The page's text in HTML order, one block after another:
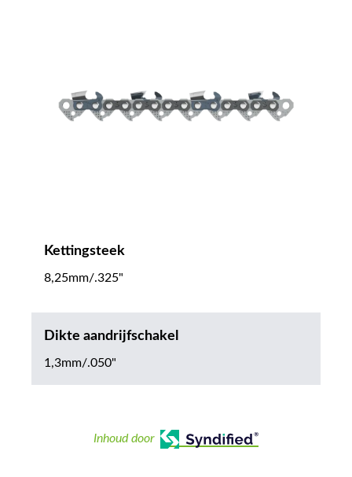
Kettingsteek
8,25mm/.325"
Dikte aandrijfschakel
1,3mm/.050"
Inhoud door